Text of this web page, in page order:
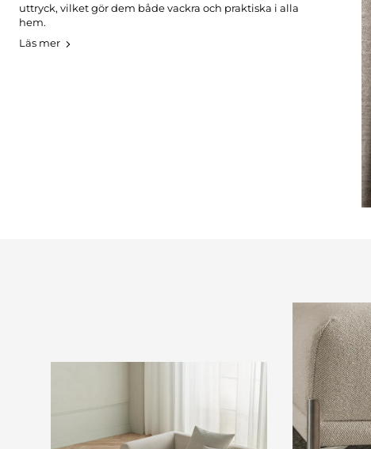
uttryck, vilket gör dem både vackra och praktiska i alla
hem.
Läs mer